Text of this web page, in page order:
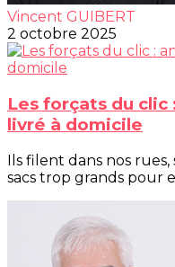
Vincent GUIBERT
2 octobre 2025
Les forçats du clic
livré à domicile
Ils filent dans nos
sacs trop grands pour